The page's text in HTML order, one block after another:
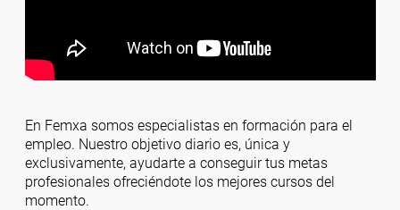
En Femxa somos especialistas en formación para el
empleo. Nuestro objetivo diario es, única y
exclusivamente, ayudarte a conseguir tus metas
profesionales ofreciéndote los mejores cursos del
momento.